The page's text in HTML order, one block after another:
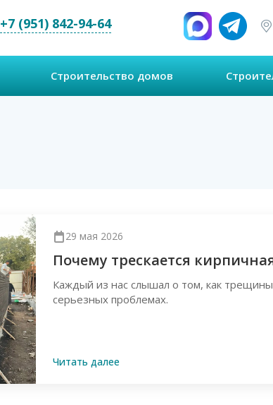
+7 (951) 842-94-64
Строительство домов
29 мая 2026
Почему трескается
Каждый из нас слышал о том, как трещины
серьезных проблемах.
Читать далее